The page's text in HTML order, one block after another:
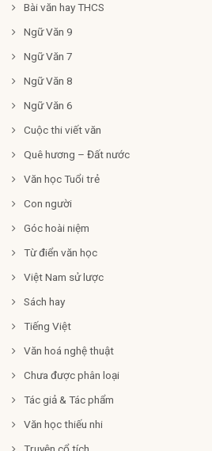
Bài văn hay THCS
Ngữ Văn 9
Ngữ Văn 7
Ngữ Văn 8
Ngữ Văn 6
Cuộc thi viết văn
Quê hương – Đất nước
Văn học Tuổi trẻ
Con người
Góc hoài niệm
Từ điển văn học
Việt Nam sử lược
Sách hay
Tiếng Việt
Văn hoá nghệ thuật
Chưa được phân loại
Tác giả & Tác phẩm
Văn học thiếu nhi